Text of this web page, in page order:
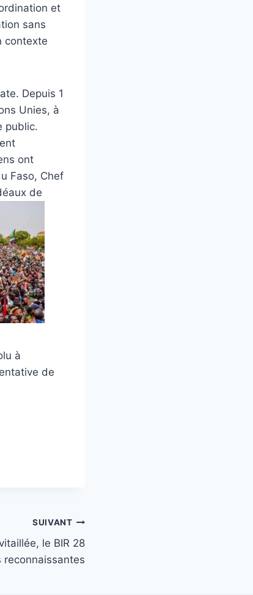
et
sans
contexte
Depuis 1
Unies, à
public.
ont
Faso, Chef
de
à
de
SUIVANT
le BIR 28
reconnaissantes